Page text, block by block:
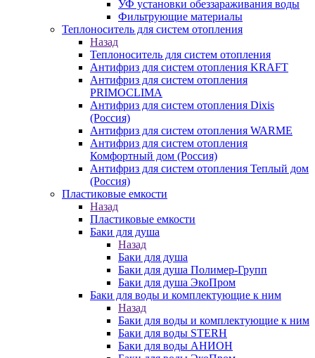
УФ установки обеззараживания воды
Фильтрующие материалы
Теплоноситель для систем отопления
Назад
Теплоноситель для систем отопления
Антифриз для систем отопления KRAFT
Антифриз для систем отопления
PRIMOCLIMA
Антифриз для систем отопления Dixis
(Россия)
Антифриз для систем отопления WARME
Антифриз для систем отопления
Комфортный дом (Россия)
Антифриз для систем отопления Теплый дом
(Россия)
Пластиковые емкости
Назад
Пластиковые емкости
Баки для душа
Назад
Баки для душа
Баки для душа Полимер-Групп
Баки для душа ЭкоПром
Баки для воды и комплектующие к ним
Назад
Баки для воды и комплектующие к ним
Баки для воды STERH
Баки для воды АНИОН